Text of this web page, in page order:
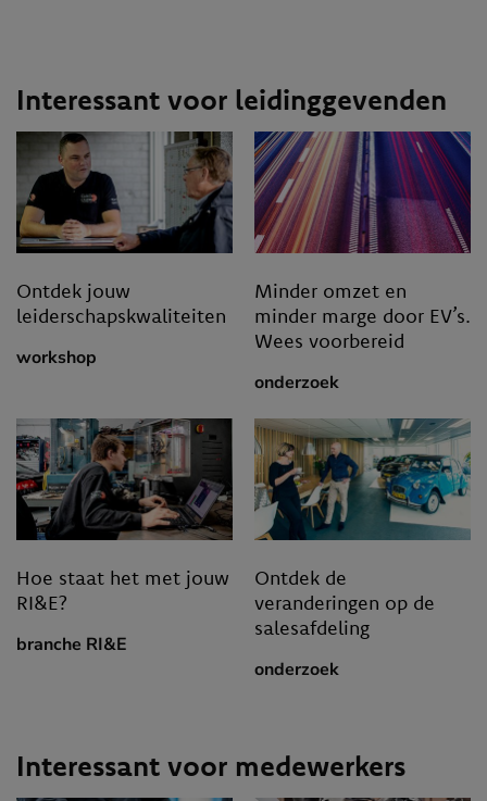
Interessant voor leidinggevenden
Ontdek jouw
leiderschapskwaliteiten
workshop
Minder omzet en
minder marge door EV’s.
Wees voorbereid
onderzoek
Hoe staat het met jouw
RI&E?
branche RI&E
Ontdek de
veranderingen op de
salesafdeling
onderzoek
Interessant voor medewerkers